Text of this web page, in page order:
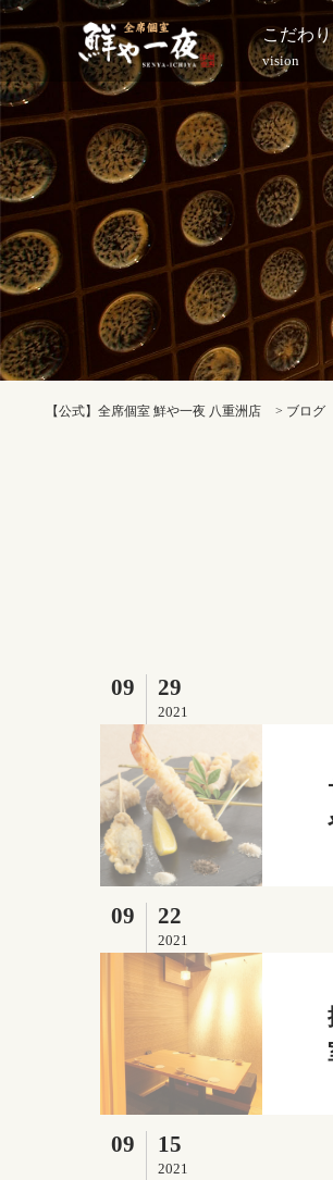
こだわり
vision
【公式】全席個室 鮮や一夜 八重洲店 > ブログ
09 29
2021
09 22
2021
09 15
2021